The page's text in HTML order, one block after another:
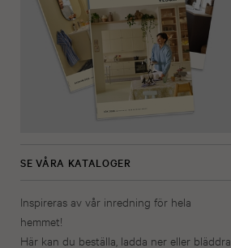
SE VÅRA KATALOGER
Inspireras av vår inredning för hela
hemmet!
Här kan du beställa, ladda ner eller bläddra